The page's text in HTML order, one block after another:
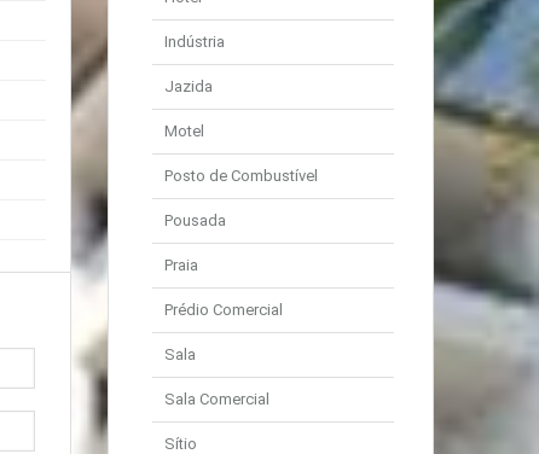
Indústria
Jazida
Motel
Posto de Combustível
Pousada
Praia
Prédio Comercial
Sala
Sala Comercial
Sítio